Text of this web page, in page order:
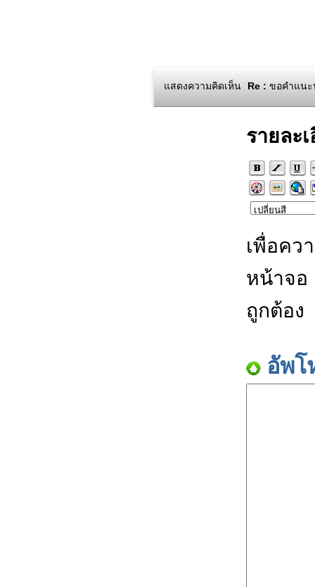
แสดงความคิดเห็น Re : ขอคำแนะ
รายละ
เพื่อคว
หน้าจอ
ถูกต้อง
อัพโ